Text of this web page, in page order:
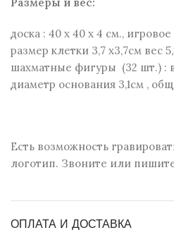
доска : 40 х 40 х 4 см.,
размер клетки 3,7 х3,7см вес
шахматные фигуры (32 шт.) :
диаметр основания 3,1см ,
Есть возможность
логотип. Звоните или
ОПЛАТА И ДОСТАВКА